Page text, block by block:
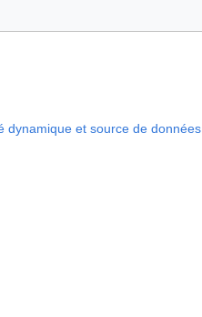
dynamique et source de données